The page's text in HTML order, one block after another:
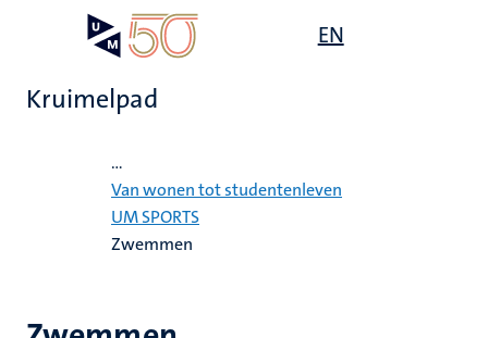
EN
Kruimelpad
...
Van wonen tot studentenleven
UM SPORTS
Zwemmen